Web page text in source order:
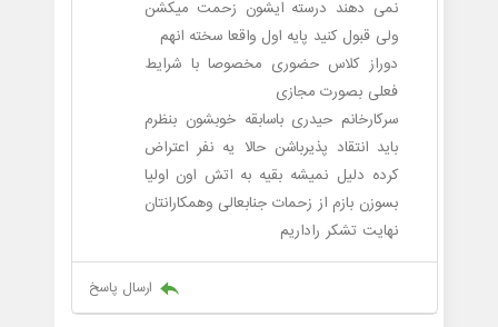
نمی دهند درسته ایشون زحمت میکشن
ولی قبول کنید پایه اول واقعا سخته انهم
دوراز کلاس حضوری مخصوصا با شرایط
فعلی بصورت مجازی
سرکارخانم حیدری باسابقه خوبشون بنظرم
باید انتقاد پذیرباشن حالا یه نفر اعتراض
کرده دلیل نمیشه بقیه به اتش اون اولیا
بسوزن بازم از زحمات جنابعالی وهمکارانتان
نهایت تشکر راداریم
ارسال پاسخ